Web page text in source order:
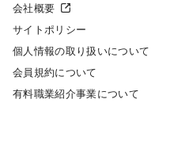
クリニックの開業スタイル
クリニック開業までの流れ
開業支援事例
非常勤求人検索
スポット求人検索
採用をお考えの医療機関の方
会社概要
サイトポリシー
個人情報の取り扱いについて
会員規約について
有料職業紹介事業について